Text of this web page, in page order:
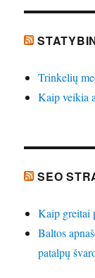
Trinkelių
Kaip veikia
SEO
Kaip greitai
Baltos
patalpų